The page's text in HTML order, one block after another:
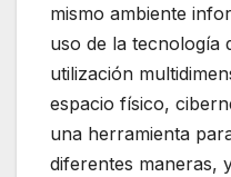
mismo ambiente
uso de la tecnología
utilización
espacio físico,
una herramienta
diferentes maneras,